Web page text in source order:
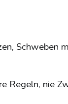
Schweben
Regeln, nie